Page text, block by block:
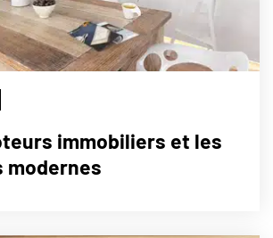
immobiliers et les
modernes